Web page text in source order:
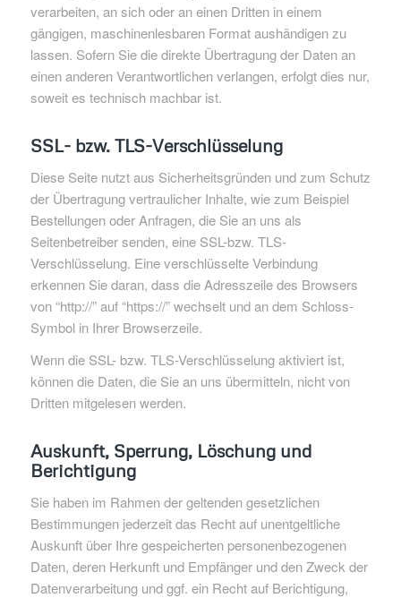
verarbeiten, an sich oder an einen Dritten in einem
gängigen, maschinenlesbaren Format aushändigen zu
lassen. Sofern Sie die direkte Übertragung der Daten an
einen anderen Verantwortlichen verlangen, erfolgt dies nur,
soweit es technisch machbar ist.
SSL- bzw. TLS-Verschlüsselung
Diese Seite nutzt aus Sicherheitsgründen und zum Schutz
der Übertragung vertraulicher Inhalte, wie zum Beispiel
Bestellungen oder Anfragen, die Sie an uns als
Seitenbetreiber senden, eine SSL-bzw. TLS-
Verschlüsselung. Eine verschlüsselte Verbindung
erkennen Sie daran, dass die Adresszeile des Browsers
von “http://” auf “https://” wechselt und an dem Schloss-
Symbol in Ihrer Browserzeile.
Wenn die SSL- bzw. TLS-Verschlüsselung aktiviert ist,
können die Daten, die Sie an uns übermitteln, nicht von
Dritten mitgelesen werden.
Auskunft, Sperrung, Löschung und
Berichtigung
Sie haben im Rahmen der geltenden gesetzlichen
Bestimmungen jederzeit das Recht auf unentgeltliche
Auskunft über Ihre gespeicherten personenbezogenen
Daten, deren Herkunft und Empfänger und den Zweck der
Datenverarbeitung und ggf. ein Recht auf Berichtigung,